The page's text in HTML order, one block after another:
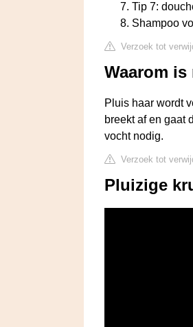
Tip 7:
Shampoo
Verzoek tot
Waarom
Pluis haar wordt
breekt af en gaat
vocht nodig.
Verzoek tot
Pluizige